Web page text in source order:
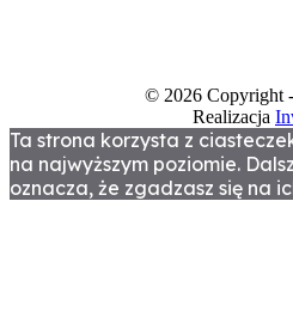
© 2026 Copyright
Realizacja
Ta strona korzysta z
na najwyższym poziomie.
oznacza, że zgadzasz się na